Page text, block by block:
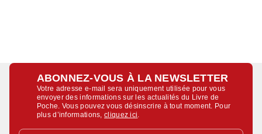
ABONNEZ-VOUS À LA NEWSLETTER
Votre adresse e-mail sera uniquement utilisée pour vous
envoyer des informations sur les actualités du Livre de
Poche. Vous pouvez vous désinscrire à tout moment. Pour
plus d’informations,cliquez ici